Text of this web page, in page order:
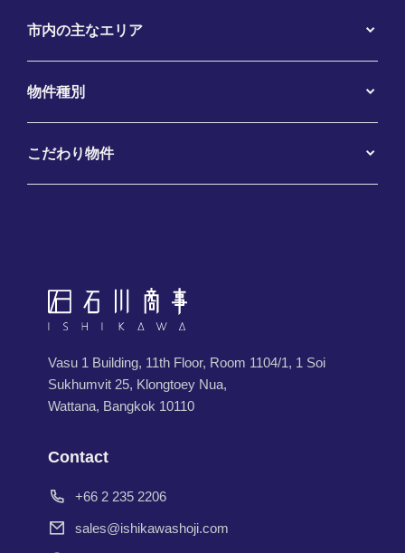
市内の主なエリア
物件種別
こだわり物件
Vasu 1 Building, 11th Floor, Room 1104/1, 1 Soi
Sukhumvit 25, Klongtoey Nua,
Wattana, Bangkok 10110
Contact
+66 2 235 2206
sales@ishikawashoji.com